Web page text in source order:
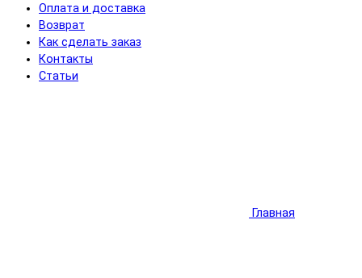
Оплата и доставка
Возврат
Как сделать заказ
Контакты
Статьи
Главная